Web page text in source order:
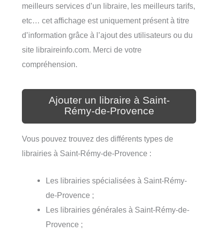
meilleurs services d’un libraire, les meilleurs tarifs,
etc… cet affichage est uniquement présent à titre
d’information grâce à l’ajout des utilisateurs ou du
site libraireinfo.com. Merci de votre
compréhension.
Ajouter un libraire à Saint-
Rémy-de-Provence
Vous pouvez trouvez des différents types de
librairies à Saint-Rémy-de-Provence :
Les librairies spécialisées à Saint-Rémy-
de-Provence ;
Les librairies générales à Saint-Rémy-de-
Provence ;